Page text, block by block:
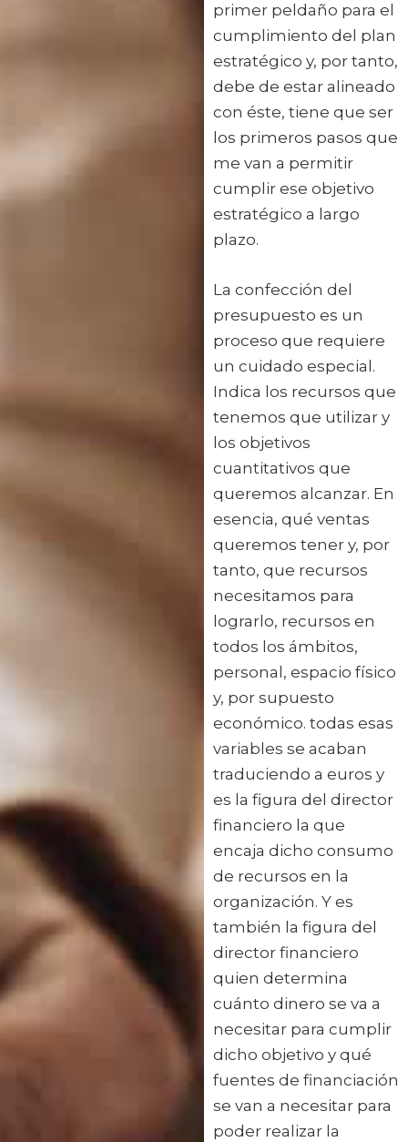
primer peldaño para el
cumplimiento del plan
estratégico y, por tanto,
debe de estar alineado
con éste, tiene que ser
los primeros pasos que
me van a permitir
cumplir ese objetivo
estratégico a largo
plazo.
La confección del
presupuesto es un
proceso que requiere
un cuidado especial.
Indica los recursos que
tenemos que utilizar y
los objetivos
cuantitativos que
queremos alcanzar. En
esencia, qué ventas
queremos tener y, por
tanto, que recursos
necesitamos para
lograrlo, recursos en
todos los ámbitos,
personal, espacio físico
y, por supuesto
económico. todas esas
variables se acaban
traduciendo a euros y
es la figura del director
financiero la que
encaja dicho consumo
de recursos en la
organización. Y es
también la figura del
director financiero
quien determina
cuánto dinero se va a
necesitar para cumplir
dicho objetivo y qué
fuentes de financiación
se van a necesitar para
poder realizar la